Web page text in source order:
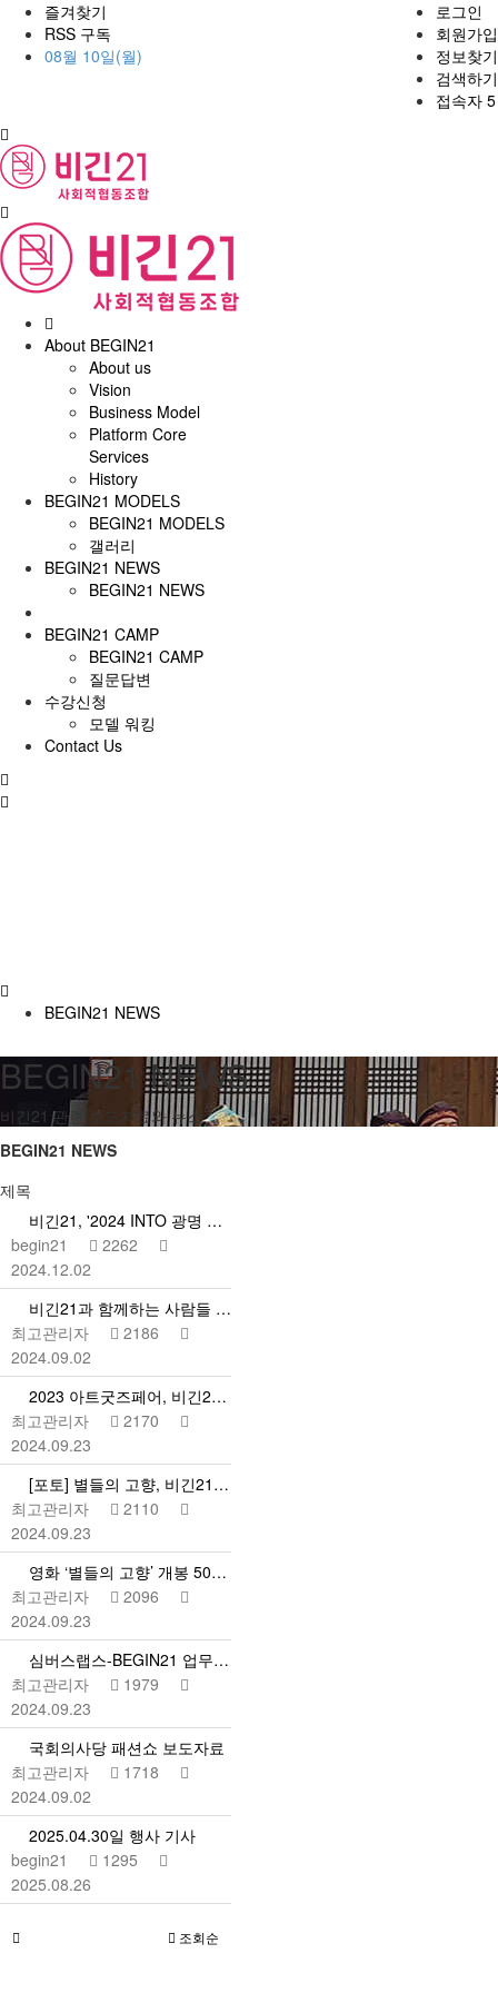
즐겨찾기
RSS 구독
08월 10일(월)
로그인
회원가입
정보찾기
검색하기
접속자 5
으
About BEGIN21
About us
Vision
Business Model
Platform Core
Services
History
BEGIN21 MODELS
BEGIN21 MODELS
갤러리
BEGIN21 NEWS
BEGIN21 NEWS
BEGIN21 CAMP
BEGIN21 CAMP
질문답변
수강신청
모델 워킹
Contact Us
BEGIN21 NEWS
BEGIN21 NEWS
비긴21 관련 보도자료와 뉴스
BEGIN21 NEWS
제목
비긴21, '2024 INTO 광명 FUTURE' 성황…
begin21
2262
2024.12.02
비긴21과 함께하는 사람들 1탄
최고관리자
2186
2024.09.02
2023 아트굿즈페어, 비긴21 공동기획
최고관리자
2170
2024.09.23
[포토] 별들의 고향, 비긴21 시니어 모델
최고관리자
2110
2024.09.23
영화 ‘별들의 고향’ 개봉 50주년 기념행사 개최
최고관리자
2096
2024.09.23
심버스랩스-BEGIN21 업무협약 체결…장애인 아티스트…
최고관리자
1979
2024.09.23
국회의사당 패션쇼 보도자료
최고관리자
1718
2024.09.02
2025.04.30일 행사 기사
begin21
1295
2025.08.26
조회순